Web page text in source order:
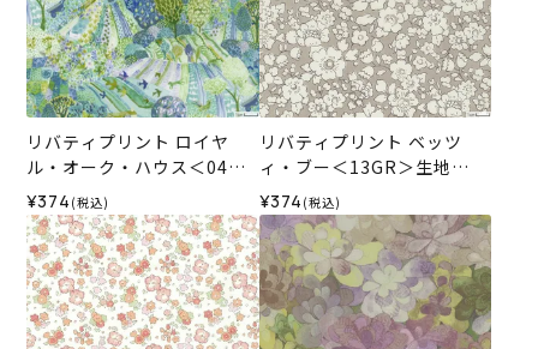
リバティプリント ロイヤ
ル・オーク・ハウス＜04G
＞生地 （ホビーラホビーレ
オリジナル）2026SS
¥374 (税込)
リバティプリント ベッツ
ィ・ブー＜13GR＞生地
（ホビーラホビーレオリジ
ナル）2026SS
¥374 (税込)